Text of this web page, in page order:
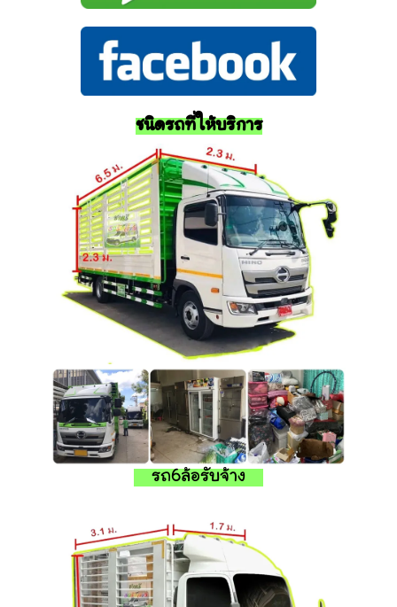
ชนิดรถที่ให้บริการ
รถ6ล้อรับจ้าง